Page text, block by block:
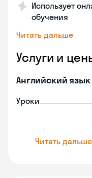
Использует
обучения
Читать дальше
Услуги и
Английский язык
Уроки
Читать дальше